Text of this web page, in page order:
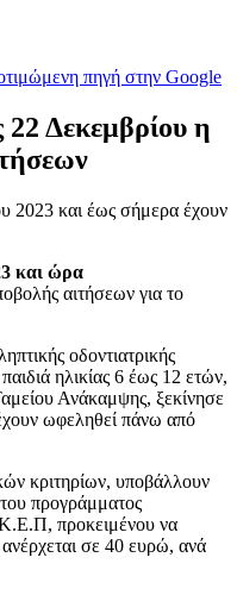
πηγή στην Google
22 Δεκεμβρίου η
2023 και έως σήμερα έχουν
και ώρα
αιτήσεων για το
οδοντιατρικής
ηλικίας 6 έως 12 ετών,
Ανάκαμψης, ξεκίνησε
ωφεληθεί πάνω από
κριτηρίων, υποβάλλουν
προγράμματος
προκειμένου να
σε 40 ευρώ, ανά